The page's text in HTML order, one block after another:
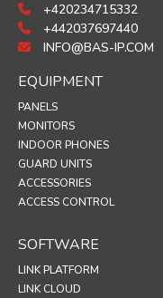
+420234715332
+442037697440
INFO@BAS-IP.COM
EQUIPMENT
PANELS
MONITORS
INDOOR PHONES
GUARD UNITS
ACCESSORIES
ACCESS CONTROL
SOFTWARE
LINK PLATFORM
LINK CLOUD